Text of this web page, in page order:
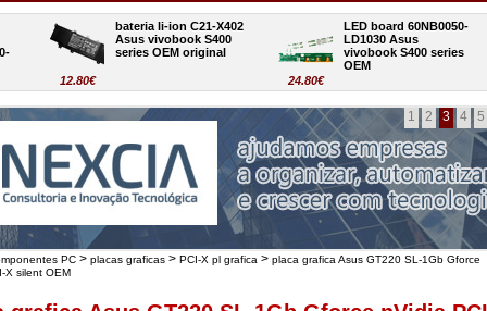
12.80€
bateria li-ion C21-X402
Asus vivobook S400
series OEM original
24.80€
LED board 60NB0050-
LD1030 Asus
vivobook S400 series
OEM
1 2 3 4 5
PC > placas graficas > PCI-X pl grafica > placa grafica Asus GT220 SL-1Gb Gforce
X silent OEM